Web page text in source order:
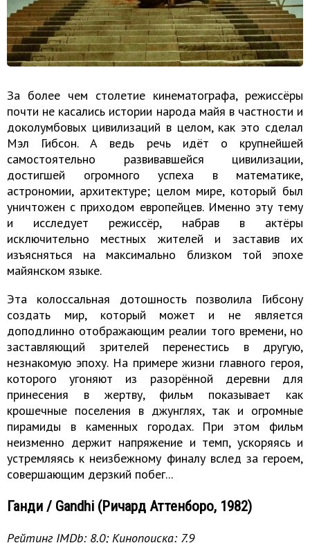
За более чем столетие кинематографа, режиссёры
почти не касались истории народа майя в частности и
доколумбовых цивилизаций в целом, как это сделал
Мэл Гибсон. А ведь речь идёт о крупнейшей
самостоятельно развивавшейся цивилизации,
достигшей огромного успеха в математике,
астрономии, архитектуре; целом мире, который был
уничтожен с приходом европейцев. Именно эту тему
и исследует режиссёр, набрав в актёры
исключительно местных жителей и заставив их
изъясняться на максимально близком той эпохе
майянском языке.
Эта колоссальная дотошность позволила Гибсону
создать мир, который может и не является
доподлинно отображающим реалии того времени, но
заставляющий зрителей перенестись в другую,
незнакомую эпоху. На примере жизни главного героя,
которого угоняют из разорённой деревни для
принесения в жертву, фильм показывает как
крошечные поселения в джунглях, так и огромные
пирамиды в каменных городах. При этом фильм
неизменно держит напряжение и темп, ускоряясь и
устремляясь к неизбежному финалу вслед за героем,
совершающим дерзкий побег...
Ганди / Gandhi (Ричард Аттенборо, 1982)
Рейтинг IMDb: 8.0; Кинопоиска: 7.9